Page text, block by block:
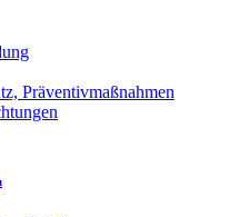
Präventivmaßnahmen